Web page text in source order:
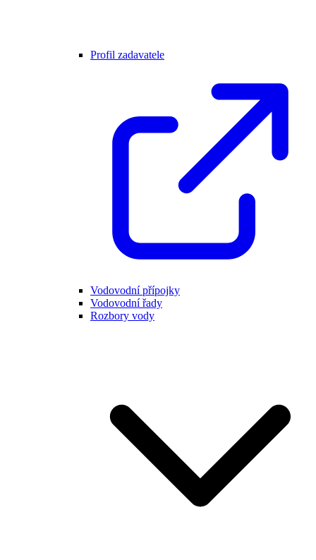
Profil zadavatele
Vodovodní přípojky
Vodovodní řady
Rozbory vody